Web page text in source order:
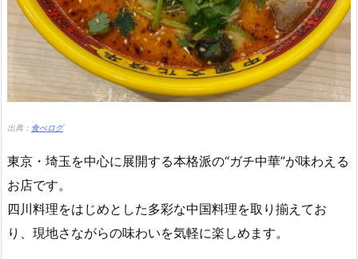
出典： 食べログ
東京・埼玉を中心に展開する本格派の“ガチ中華”が味わえる
お店です。
四川料理をはじめとした多彩な中国料理を取り揃えてお
り、現地さながらの味わいを気軽に楽しめます。